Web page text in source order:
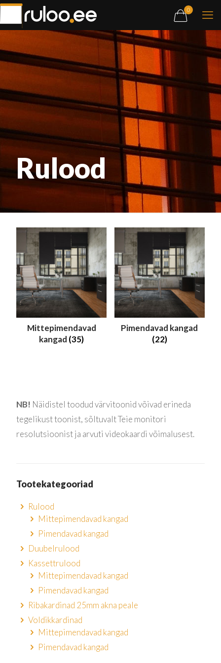
0
Rulood
Mittepimendavad
kangad (35)
Pimendavad kangad
(22)
NB! Näidistel toodud värvitoonid võivad erineda
tegelikust toonist, sõltuvalt Teie monitori
resolutsioonist ja arvuti videokaardi võimalusest.
Tootekategooriad
Rulood
Mittepimendavad kangad
Pimendavad kangad
Duubelrulood
Kassettrulood
Mittepimendavad kangad
Pimendavad kangad
Ribakardinad 25mm akna peale
Voldikkardinad
Mittepimendavad kangad
Pimendavad kangad